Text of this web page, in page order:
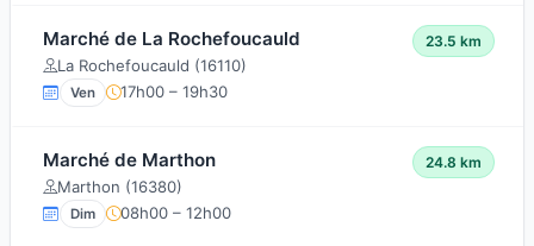
Marché de La Rochefoucauld
La Rochefoucauld (16110)
23.5 km
Ven 17h00 – 19h30
Marché de Marthon
Marthon (16380)
24.8 km
Dim 08h00 – 12h00